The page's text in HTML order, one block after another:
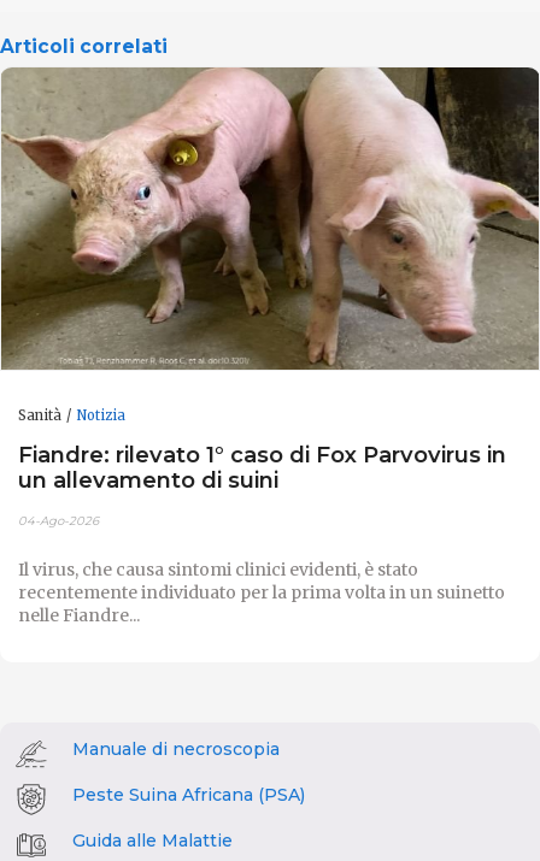
Articoli correlati
Sanità Notizia
Fiandre: rilevato 1° caso di Fox Parvovirus in
un allevamento di suini
04-Ago-2026
Il virus, che causa sintomi clinici evidenti, è stato
recentemente individuato per la prima volta in un suinetto
nelle Fiandre...
Manuale di necroscopia
Peste Suina Africana (PSA)
Guida alle Malattie